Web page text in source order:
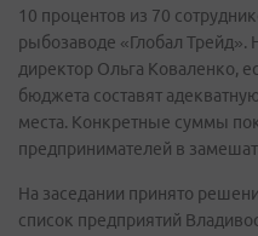
10 процентов из 70
рыбозаводе «Глобал Трейд».
директор Ольга Коваленко,
бюджета составят
места. Конкретные суммы
предпринимателей в
На заседании принято
список предприятий